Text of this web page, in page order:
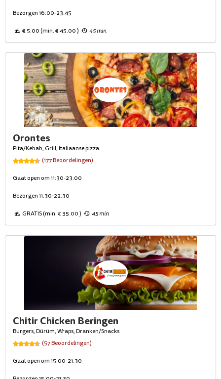
Bezorgen 16:00-23:45
€ 5.00 (min. € 45.00 ) 45 min
Orontes
Pita/Kebab, Grill, Italiaanse pizza
(177 Beoordelingen)
Gaat open om 11:30-23:00
Bezorgen 11:30-22:30
GRATIS (min. € 35.00 ) 45 min
Chitir Chicken Beringen
Burgers, Dürüm, Wraps, Dranken/Snacks
(57 Beoordelingen)
Gaat open om 15:00-21:30